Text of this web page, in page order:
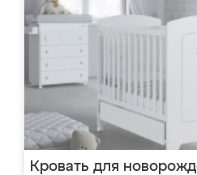
Кровать для